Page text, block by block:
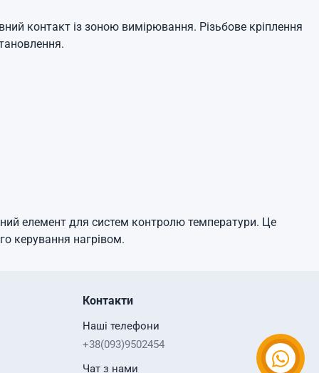
контакт із зоною вимірювання. Різьбове кріплення
елемент для систем контролю температури. Це
керування нагрівом.
Контакти
Наші телефони
+38(093)9502454
Чат з нами